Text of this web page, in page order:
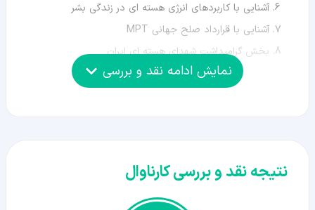
آشنایی با کاربردهای انرژی هسته ای در زندگی بشر
آشنایی با قرارداد صلح جهانی MPT
بخش گرامیداشت شهدای هسته ای ایران
نکته: این گالری در حال حاضر فعالیت نمی کند.
نمایش ادامه نقد و بررسی
نتیجه نقد و بررسی کارناوال